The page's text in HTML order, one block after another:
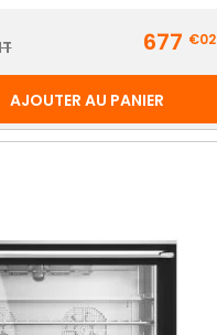
677 €02
AJOUTER AU PANIER